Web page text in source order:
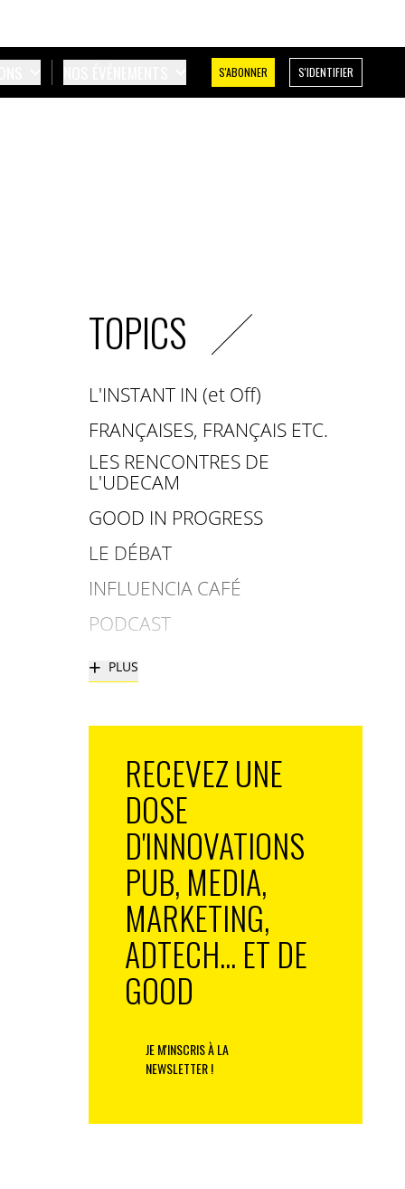
S'ABONNER S'IDENTIFIER
TOPICS
L'INSTANT IN (et Off)
FRANÇAISES, FRANÇAIS ETC.
LES RENCONTRES DE
L'UDECAM
GOOD IN PROGRESS
LE DÉBAT
INFLUENCIA CAFÉ
PODCAST
+ PLUS
RECEVEZ UNE
DOSE
D'INNOVATIONS
PUB, MEDIA,
MARKETING,
ADTECH... ET DE
GOOD
JE M'INSCRIS À LA
NEWSLETTER !